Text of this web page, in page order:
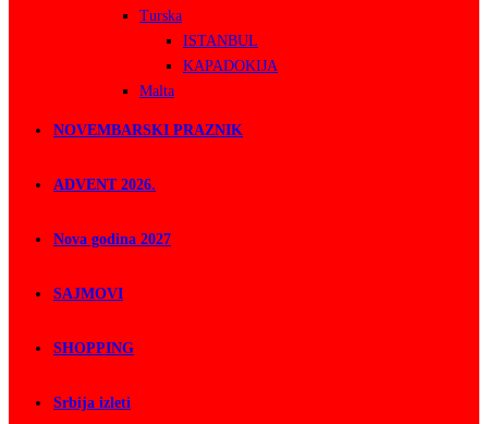
Turska
ISTANBUL
KAPADOKIJA
Malta
NOVEMBARSKI PRAZNIK
ADVENT 2026.
Nova godina 2027
SAJMOVI
SHOPPING
Srbija izleti